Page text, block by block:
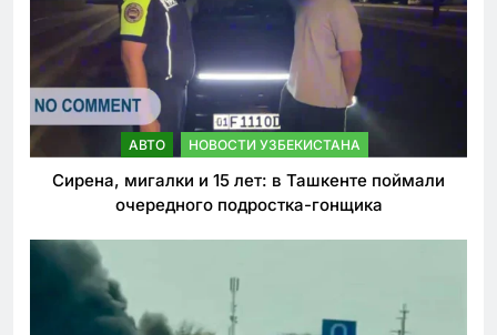
АВТО НОВОСТИ УЗБЕКИСТАНА
Сирена, мигалки и 15 лет: в Ташкенте поймали
очередного подростка-гонщика